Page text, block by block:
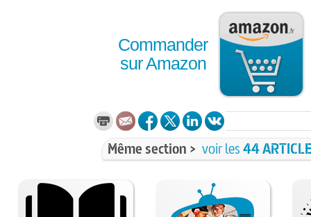
Commander
sur Amazon
Même section > voir les44